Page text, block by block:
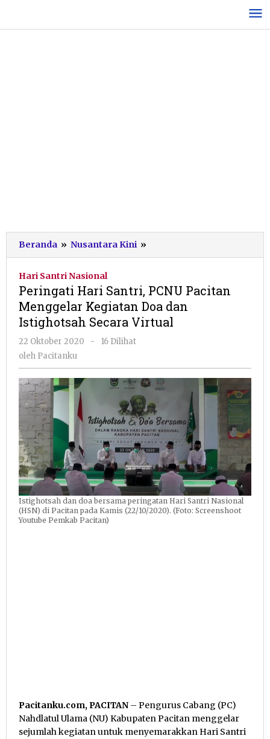
konten
Beranda » Nusantara Kini »
Hari
Pacitan
Menggelar
Kegiatan
Secara
Virtual
Hari Santri Nasional
Peringati Hari Santri, PCNU Pacitan
Menggelar Kegiatan Doa dan
Istighotsah Secara Virtual
22 Oktober 2020
oleh
-
16 Dilihat
oleh Pacitanku
Istighotsah dan doa bersama peringatan Hari Santri Nasional
(HSN) di Pacitan pada Kamis (22/10/2020). (Foto: Screenshoot
Youtube Pemkab Pacitan)
Pacitanku.com, PACITAN – Pengurus Cabang (PC)
Nahdlatul Ulama (NU) Kabupaten Pacitan menggelar
sejumlah kegiatan untuk menyemarakkan Hari Santri